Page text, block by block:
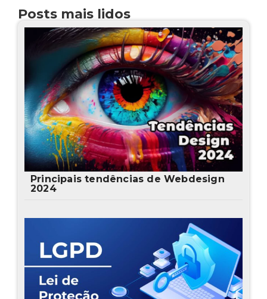
Posts mais lidos
Principais tendências de Webdesign
2024